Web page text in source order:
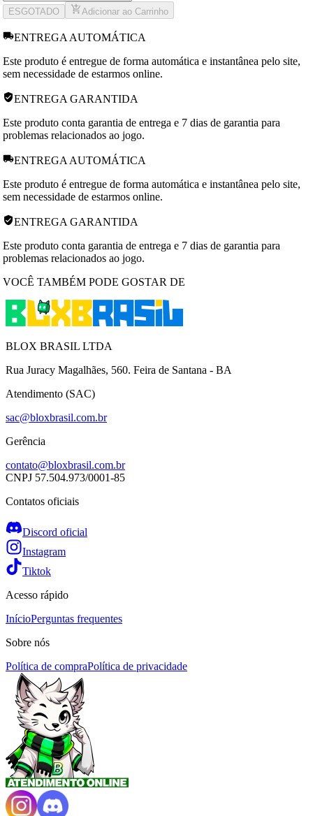
ESGOTADO Adicionar ao Carrinho
ENTREGA AUTOMÁTICA
Este produto é entregue de forma automática e instantânea pelo site,
sem necessidade de estarmos online.
ENTREGA GARANTIDA
Este produto conta garantia de entrega e 7 dias de garantia para
problemas relacionados ao jogo.
ENTREGA AUTOMÁTICA
Este produto é entregue de forma automática e instantânea pelo site,
sem necessidade de estarmos online.
ENTREGA GARANTIDA
Este produto conta garantia de entrega e 7 dias de garantia para
problemas relacionados ao jogo.
VOCÊ TAMBÉM PODE GOSTAR DE
BLOX BRASIL LTDA
Rua Juracy Magalhães, 560. Feira de Santana - BA
Atendimento (SAC)
sac@bloxbrasil.com.br
Gerência
contato@bloxbrasil.com.br
CNPJ 57.504.973/0001-85
Contatos oficiais
Discord oficial
Instagram
Tiktok
Acesso rápido
InícioPerguntas frequentes
Sobre nós
Política de compraPolítica de privacidade